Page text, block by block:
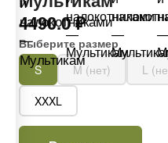
4490.0 ₽
Выберите размер
S
M (нет) L
XXXL